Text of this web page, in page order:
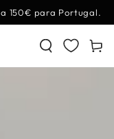
150€ para Portugal.